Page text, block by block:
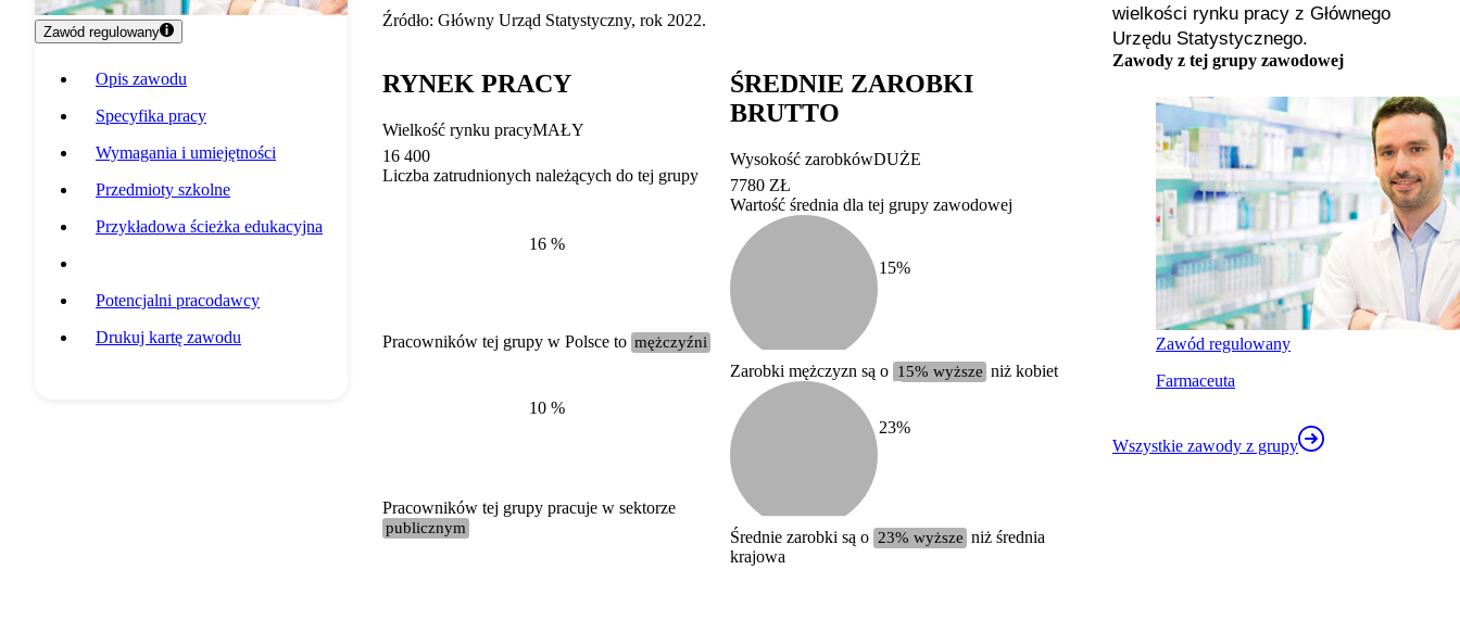
Zawód regulowany
Opis zawodu
Specyfika pracy
Wymagania i umiejętności
Przedmioty szkolne
Przykładowa ścieżka edukacyjna
Potencjalni pracodawcy
Drukuj kartę zawodu
Źródło: Główny Urząd Statystyczny, rok 2022.
RYNEK PRACY
Struktura wynagrodzeń
według zawodów, 2022
Wielkość rynku pracyMAŁY
16 400
Liczba zatrudnionych należących do tej grupy
16 %
Pracowników tej grupy w Polsce to mężczyźni
10 %
Pracowników tej grupy pracuje w sektorze
publicznym
ŚREDNIE ZAROBKI
BRUTTO
całkowite wynagrodzenie
miesięczne brutto nie dla tego zawodu, lecz
uśrednione dla wszystkich zawodów z grupy,
do której należy ten zawód według Głównego
Urzędu Statystycznego Struktura wynagrodzeń
według zawodów, 2022
Zakres wartości
b. małe
poniżej 4500 zł
Wysokość zarobkówDUŻE
7780 ZŁ
Wartość średnia dla tej grupy zawodowej
15%
Zarobki mężczyzn są o 15% wyższe niż kobiet
23%
Średnie zarobki są o 23% wyższe niż średnia
krajowa
wielkości rynku pracy z Głównego
Urzędu Statystycznego.
Zawody z tej grupy zawodowej
Zawód regulowany
Farmaceuta
Wszystkie zawody z grupy